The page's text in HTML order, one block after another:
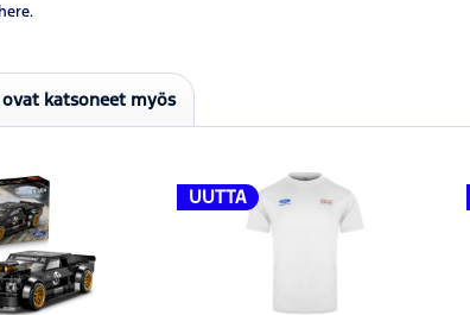
here.
katsoneet myös
UUTTA